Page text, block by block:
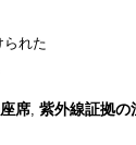
られた
席, 紫外線証拠の